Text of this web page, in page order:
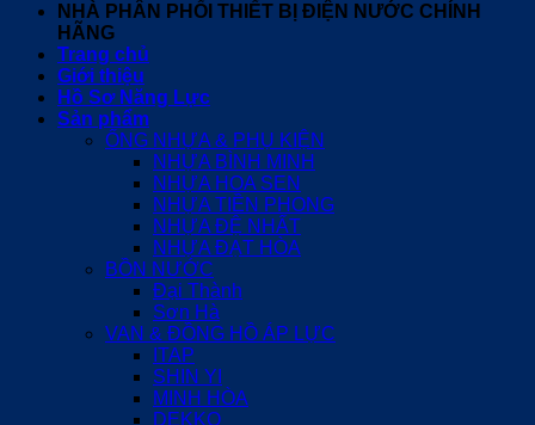
NHÀ PHÂN PHỐI THIẾT BỊ ĐIỆN NƯỚC CHÍNH
HÃNG
Trang chủ
Giới thiệu
Hồ Sơ Năng Lực
Sản phẩm
ỐNG NHỰA & PHỤ KIỆN
NHỰA BÌNH MINH
NHỰA HOA SEN
NHỰA TIỀN PHONG
NHỰA ĐỆ NHẤT
NHỰA ĐẠT HÒA
BỒN NƯỚC
Đại Thành
Sơn Hà
VAN & ĐỒNG HỒ ÁP LỰC
ITAP
SHIN YI
MINH HÒA
DEKKO